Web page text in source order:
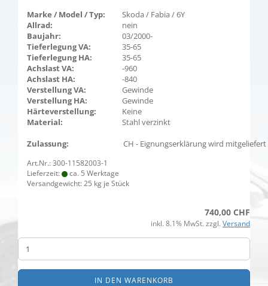
Marke / Model / Typ:
Skoda / Fabia / 6Y
Allrad:
nein
Baujahr:
03/2000-
Tieferlegung VA:
35-65
Tieferlegung HA:
35-65
Achslast VA:
-960
Achslast HA:
-840
Verstellung VA:
Gewinde
Verstellung HA:
Gewinde
Härteverstellung:
Keine
Material:
Stahl verzinkt
Zulassung:
CH - Eignungserklärung wird mitgeliefert
Art.Nr.: 300-11582003-1
Lieferzeit:
ca. 5 Werktage
Versandgewicht:25 kg je Stück
740,00 CHF
inkl. 8.1% MwSt. zzgl. Versand
IN DEN WARENKORB